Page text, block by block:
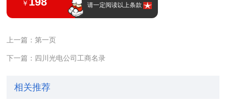
￥ 请一定阅读以上条款
上一篇：第一页
下一篇：四川光电公司工商名录
相关推荐